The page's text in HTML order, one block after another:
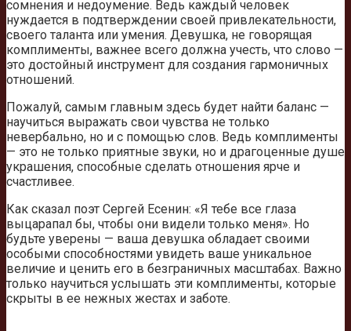
сомнения и недоумение. Ведь каждый человек
нуждается в подтверждении своей привлекательности,
своего таланта или умения. Девушка, не говорящая
комплименты, важнее всего должна учесть, что слово —
это достойный инструмент для создания гармоничных
отношений.
Пожалуй, самым главным здесь будет найти баланс —
научиться выражать свои чувства не только
невербально, но и с помощью слов. Ведь комплименты
— это не только приятные звуки, но и драгоценные душе
украшения, способные сделать отношения ярче и
счастливее.
Как сказал поэт Сергей Есенин: «Я тебе все глаза
выцарапал бы, чтобы они видели только меня». Но
будьте уверены — ваша девушка обладает своими
особыми способностями увидеть ваше уникальное
величие и ценить его в безграничных масштабах. Важно
только научиться услышать эти комплименты, которые
скрыты в ее нежных жестах и заботе.